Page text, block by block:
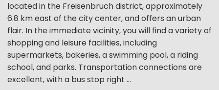
located in the Freisenbruch district, approximately
6.8 km east of the city center, and offers an urban
flair. In the immediate vicinity, you will find a variety of
shopping and leisure facilities, including
supermarkets, bakeries, a swimming pool, a riding
school, and parks. Transportation connections are
excellent, with a bus stop right ...